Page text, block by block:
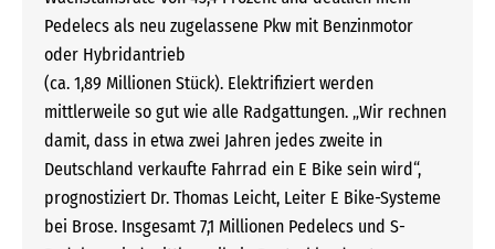
Pedelecs als neu zugelassene Pkw mit Benzinmotor
oder Hybridantrieb
(ca. 1,89 Millionen Stück). Elektrifiziert werden
mittlerweile so gut wie alle Radgattungen. „Wir rechnen
damit, dass in etwa zwei Jahren jedes zweite in
Deutschland verkaufte Fahrrad ein E Bike sein wird“,
prognostiziert Dr. Thomas Leicht, Leiter E Bike-Systeme
bei Brose. Insgesamt 7,1 Millionen Pedelecs und S-